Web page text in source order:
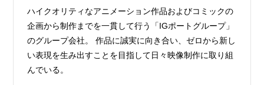
ハイクオリティなアニメーション作品およびコミックの
企画から制作までを一貫して行う「IGポートグループ」
のグループ会社。 作品に誠実に向き合い、ゼロから新し
い表現を生み出すことを目指して日々映像制作に取り組
んでいる。